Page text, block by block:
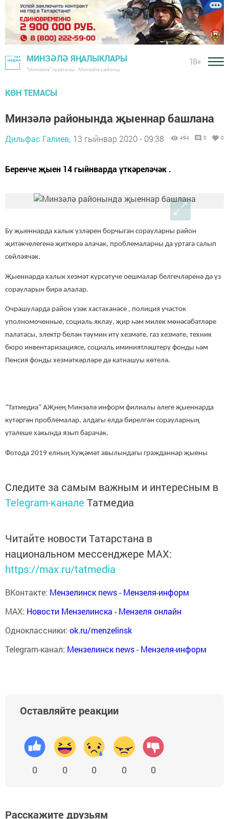
МИНЗӘЛӘ ЯҢАЛЫКЛАРЫ
"Минзәлә" газетасы - Минзәлә районы
18+
КӨН ТЕМАСЫ
Минзәлә районында җыеннар башлана
Дильфас Галиев, 13 гыйнвар 2020 - 09:38 494 0 0
Беренче җыен 14 гыйнварда үткәреләчәк .
Бу җыеннарда халык үзләрен борчыган сорауларны район
җитәкчелегенә җиткерә алачак, проблемаларны да уртага салып
сөйләячәк.
Җыеннарда халык хезмәт күрсәтүче оешмалар белгечләренә дә үз
сорауларын бирә алалар.
Очрашуларда район үзәк хастаханәсе , полиция участок
уполномоченные, социаль яклау, җир һәм милек мөнәсәбәтләре
палатасы, электр белән тәүмин итү хезмәте, газ хезмәте, техник
бюро инвентаризациясе, социаль иминиятләштерү фонды һәм
Пенсия фонды хезмәткәрләре дә катнашуы көтелә.
“Татмедиа” АҖнең Минзәлә информ филиалы әлеге җыеннарда
күтәргән проблемалар, алдагы елда бирелгән сорауларның
үтәлеше хакында язып барачак.
Фотода 2019 елның Хуҗәмәт авылындагы гражданнар җыены
Следите за самым важным и интересным в
Telegram-канале Татмедиа
Читайте новости Татарстана в
национальном мессенджере MАХ:
https://max.ru/tatmedia
ВКонтакте: Мензелинск news - Мензеля-информ
MAX: Новости Мензелинска - Мензеля онлайн
Одноклассники: ok.ru/menzelinsk
Telegram-канал: Мензелинск news - Мензеля-информ
Оставляйте реакции
0 0 0 0 0
Расскажите друзьям